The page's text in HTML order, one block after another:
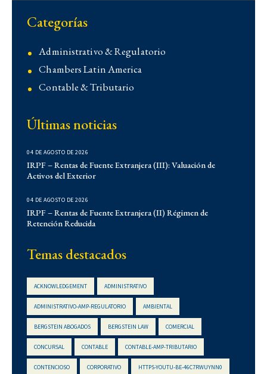
Categorías
Administrativo & Regulatorio
Chambers Latin America
Contable & Tributario
Corporativo
Demo
Derecho Administrativo
Institucionales
Laboral
Latin Lawyer 250
Legal Alert
Migratorio
Newsletters
Notarial
Propiedad Intelectual
Últimas noticias
04 DE AGOSTO DE 2026
IRPF – Rentas de Fuente Extranjera (III): Valuación de
Activos del Exterior
04 DE AGOSTO DE 2026
IRPF – Rentas de Fuente Extranjera (II) Régimen de
Retención Reducida
Temas destacados
ACKNOWLEDGEMENT ADMINISTRATIVO
ADMINISTRATIVO-AMP-REGULATORIO AMBIENTAL
BERGSTEIN ABOGADOS BERGSTEIN LAW COMERCIAL
CONCURSAL CONTABLE CONTABLE-AMP-TRIBUTARIO
CONTENCIOSO CORPORATIVO HTTPS-YOUTU-BE-46C7RWUYNN0